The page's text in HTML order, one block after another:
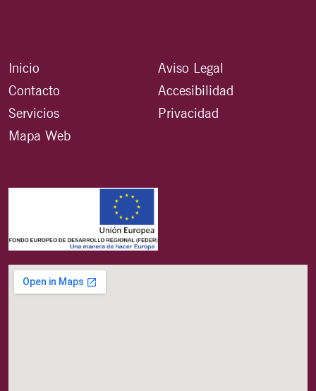
Inicio
Contacto
Servicios
Mapa Web
Aviso Legal
Accesibilidad
Privacidad